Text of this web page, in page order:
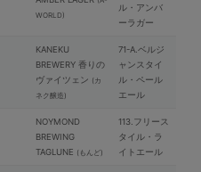
WORLD)
ル・アンバ
ーラガー
KANEKU
BREWERY 香りの
ヴァイツェン (カ
ネク醸造)
71-A.ベルジ
ャンスタイ
ル・ペール
エール
NOYMOND
BREWING
TAGLUNE (もんど)
113.フリース
タイル・ラ
イトエール